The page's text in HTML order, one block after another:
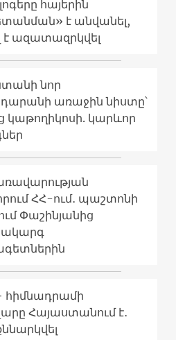
հայերին
է անվանել,
է ազատազրկվել
նոր
առաջին նիստը՝
կաթողիկոսի. կարևոր
ՀՀ-ում․ պաշտոնի
Փաշինյանից
հիմնադրամի
Հայաստանում է․